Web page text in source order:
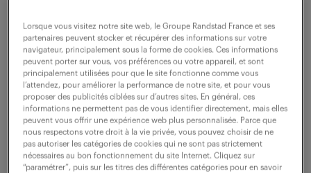
chef de secteur gms isère &
alpes h/f
6 août 2026
Grenoble (38)
CDI
30 000 - 36 000 € / an
L'entreprise connaît une belle croissance et étoffe sa
Lorsque vous visitez notre site web, le Groupe Randstad France et ses
partenaires peuvent stocker et récupérer des informations sur votre
navigateur, principalement sous la forme de cookies. Ces informations
peuvent porter sur vous, vos préférences ou votre appareil, et sont
principalement utilisées pour que le site fonctionne comme vous
l’attendez, pour améliorer la performance de notre site, et pour vous
proposer des publicités ciblées sur d’autres sites. En général, ces
informations ne permettent pas de vous identifier directement, mais elles
peuvent vous offrir une expérience web plus personnalisée. Parce que
nous respectons votre droit à la vie privée, vous pouvez choisir de ne
pas autoriser les catégories de cookies qui ne sont pas strictement
nécessaires au bon fonctionnement du site Internet. Cliquez sur
“paramétrer”, puis sur les titres des différentes catégories pour en savoir